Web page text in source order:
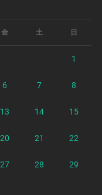
金 土 日
1
6 7 8
13 14 15
20 21 22
27 28 29